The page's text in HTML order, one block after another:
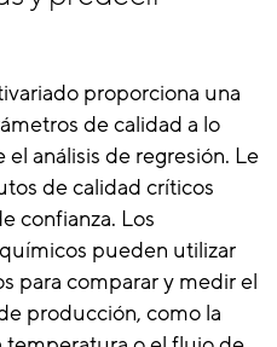
proporciona una
de calidad a lo
análisis de regresión. Le
de calidad críticos
confianza. Los
pueden utilizar
para comparar y medir el
producción, como la